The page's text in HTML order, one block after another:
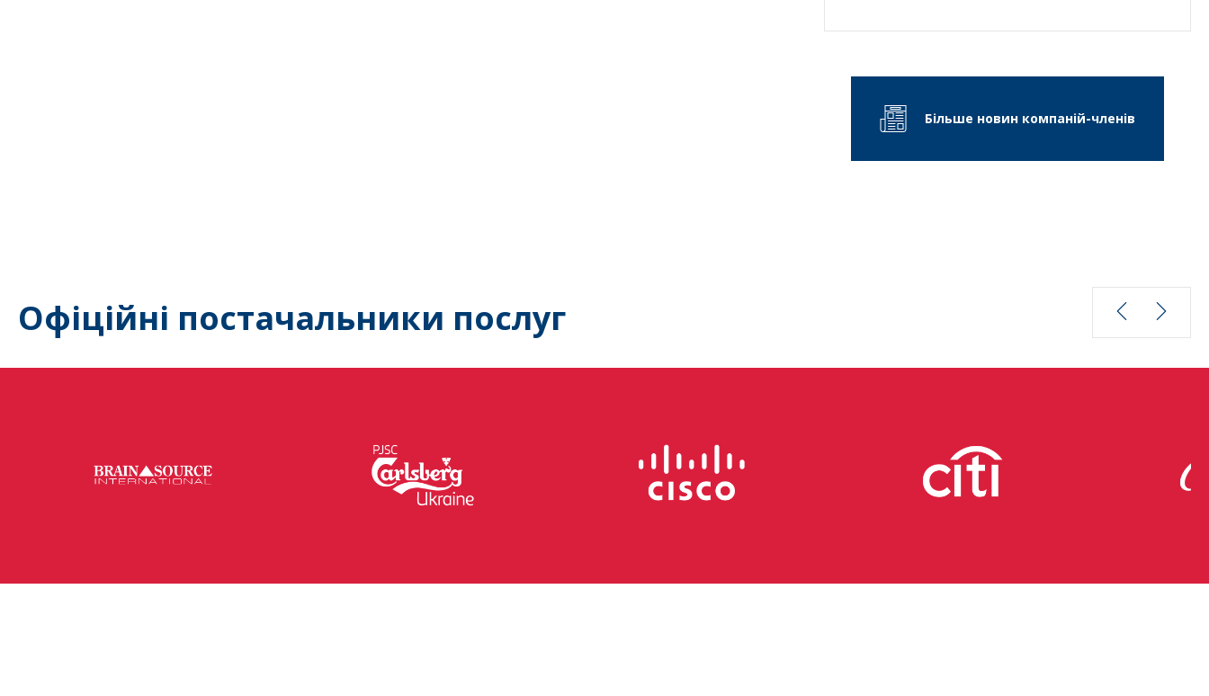
Більше новин компаній-членів
Офіційні постачальники послуг